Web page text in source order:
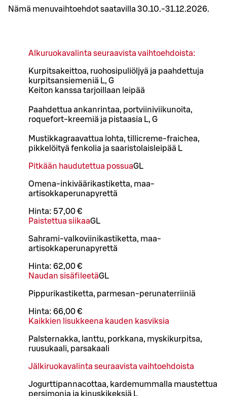
Nämä menuvaihtoehdot saatavilla 30.10.-31.12.2026.
Alkuruokavalinta seuraavista vaihtoehdoista:
Kurpitsakeittoa, ruohosipuliöljyä ja paahdettuja
kurpitsansiemeniä L, G
Keiton kanssa tarjoillaan leipää
Paahdettua ankanrintaa, portviiniviikunoita,
roquefort-kreemiä ja pistaasia L, G
Mustikkagraavattua lohta, tillicreme-fraichea,
pikkelöityä fenkolia ja saaristolaisleipää L
Pitkään haudutettua possuaGL
Omena-inkiväärikastiketta, maa-
artisokkaperunapyrettä
Hinta: 57,00 €
Paistettua siikaaGL
Sahrami-valkoviinikastiketta, maa-
artisokkaperunapyrettä
Hinta: 62,00 €
Naudan sisäfileetäGL
Pippurikastiketta, parmesan-perunaterriiniä
Hinta: 66,00 €
Kaikkien lisukkeena kauden kasviksia
Palsternakka, lanttu, porkkana, myskikurpitsa,
ruusukaali, parsakaali
Jälkiruokavalinta seuraavista vaihtoehdoista
Jogurttipannacottaa, kardemummalla maustettua
persimonia ja kinuskikeksiä L